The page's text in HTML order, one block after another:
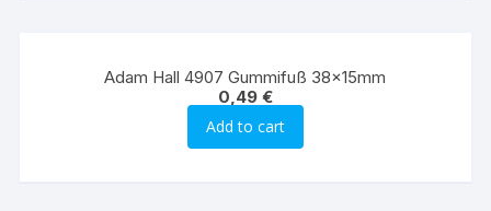
Adam Hall 4907 Gummifuß 38x15mm
0,49 €
Add to cart